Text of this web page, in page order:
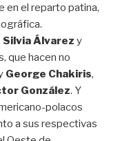
en el reparto patina,
Silvia Álvarez y
que hacen no
George Chakiris,
González. Y
polacos
a sus respectivas